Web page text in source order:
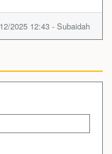
2025 12:43 - Subaidah